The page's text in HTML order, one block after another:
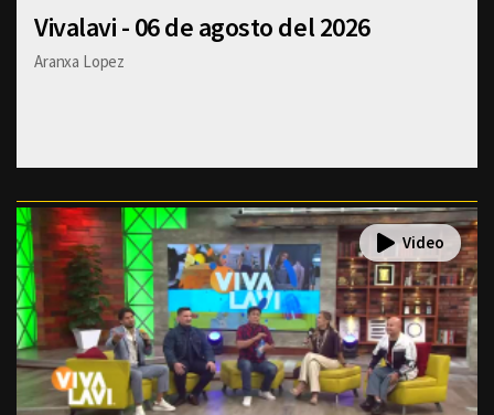
Vivalavi - 06 de agosto del 2026
Aranxa Lopez